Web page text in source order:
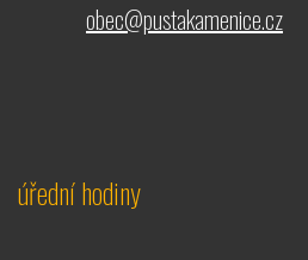
obec@pustakamenice.cz
úřední hodiny